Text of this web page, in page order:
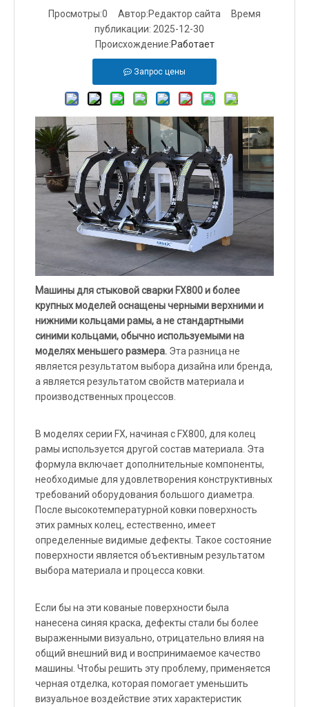
Просмотры:0 Автор:Pедактор сайта Время
публикации: 2025-12-30
Происхождение:Работает
Запрос цены
Машины для стыковой сварки FX800 и более
крупных моделей оснащены черными верхними и
нижними кольцами рамы, а не стандартными
синими кольцами, обычно используемыми на
моделях меньшего размера. Эта разница не
является результатом выбора дизайна или бренда,
а является результатом свойств материала и
производственных процессов.
В моделях серии FX, начиная с FX800, для колец
рамы используется другой состав материала. Эта
формула включает дополнительные компоненты,
необходимые для удовлетворения конструктивных
требований оборудования большого диаметра.
После высокотемпературной ковки поверхность
этих рамных колец, естественно, имеет
определенные видимые дефекты. Такое состояние
поверхности является объективным результатом
выбора материала и процесса ковки.
Если бы на эти кованые поверхности была
нанесена синяя краска, дефекты стали бы более
выраженными визуально, отрицательно влияя на
общий внешний вид и воспринимаемое качество
машины. Чтобы решить эту проблему, применяется
черная отделка, которая помогает уменьшить
визуальное воздействие этих характеристик